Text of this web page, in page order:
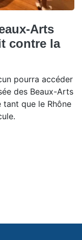
Arts
contre la
pourra accéder
des Beaux-Arts
tant que le Rhône